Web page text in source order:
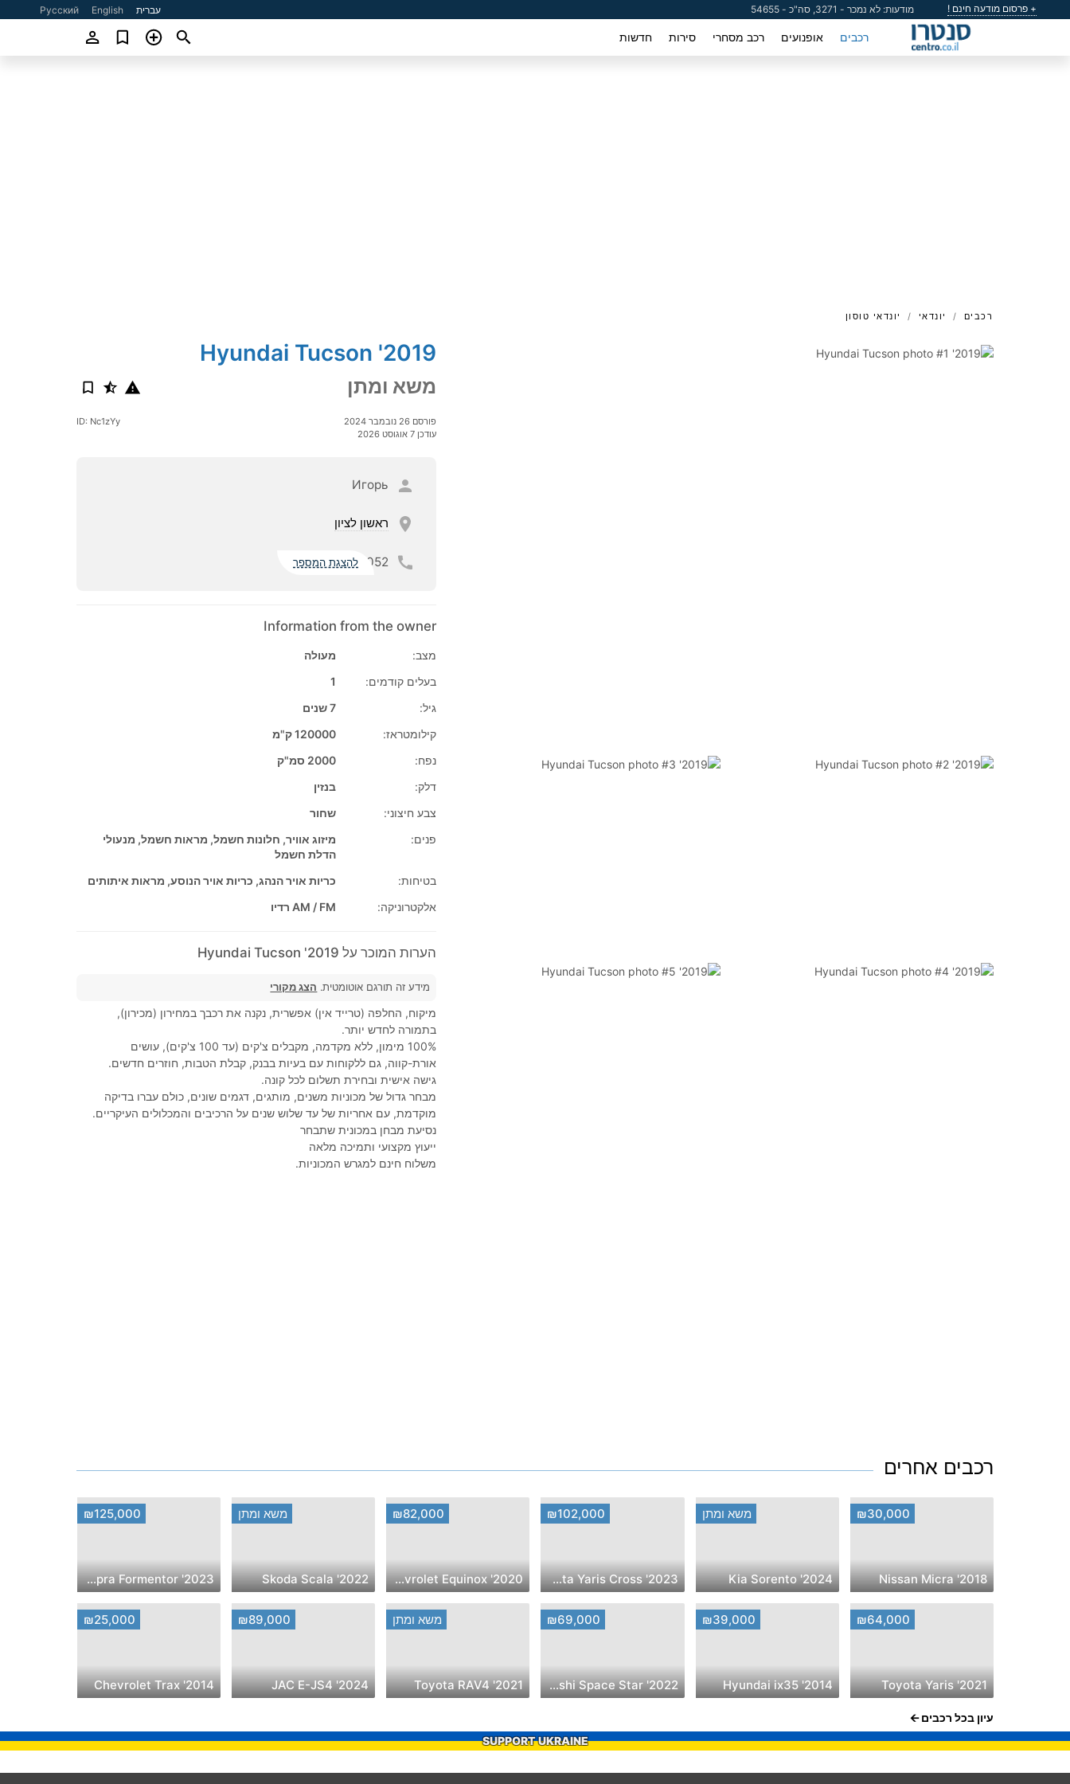
+ פרסום מודעה חינם ! מודעות: לא נמכר - 3271, סה"כ - 54655 עברית English
Русский
רכבים אופנועים רכב מסחרי סירות חדשות
רכבים יונדאי יונדאי טוסון
2019' Hyundai Tucson
משא ומתן
פורסם 26 נובמבר 2024
עודכן 7 אוגוסט 2026
ID: Nc1zYy
Игорь
ראשון לציון
052 להצגת המספר
Information from the owner
מצב:
מעולה
בעלים קודמים:
1
גיל:
7 שנים
קילומטראז:
120000 ק"מ
נפח:
2000 סמ"ק
דלק:
בנזין
צבע חיצוני:
שחור
פנים:
מיזוג אוויר, חלונות חשמל, מראות חשמל, מנעולי
הדלת חשמל
בטיחות:
כריות אויר הנהג, כריות אויר הנוסע, מראות איתותים
אלקטרוניקה:
AM / FM רדיו
הערות המוכר על 2019' Hyundai Tucson
מידע זה תורגם אוטומטית. הצג מקורי
מיקוח, החלפה (טרייד אין) אפשרית, נקנה את רכבך במחירון (מכירון),
בתמורה לחדש יותר.
100% מימון, ללא מקדמה, מקבלים צ'קים (עד 100 צ'קים), עושים
אורת-קווה, גם ללקוחות עם בעיות בבנק, קבלת הטבות, חוזרים חדשים.
גישה אישית ובחירת תשלום לכל קונה.
מבחר גדול של מכוניות משנים, מותגים, דגמים שונים, כולם עברו בדיקה
מוקדמת, עם אחריות של עד שלוש שנים על הרכיבים והמכלולים העיקריים.
נסיעת מבחן במכונית שתבחר
ייעוץ מקצועי ותמיכה מלאה
משלוח חינם למגרש המכוניות.
רכבים אחרים
₪30,000
2018' Nissan Micra
משא ומתן
2024' Kia Sorento
₪102,000
2023' Toyota Yaris Cross
₪82,000
2020' Chevrolet Equinox
משא ומתן
2022' Skoda Scala
₪125,000
2023' Cupra Formentor
₪64,000
2021' Toyota Yaris
₪39,000
2014' Hyundai ix35
₪69,000
2022' Mitsubishi Space Star
משא ומתן
2021' Toyota RAV4
₪89,000
2024' JAC E-JS4
₪25,000
2014' Chevrolet Trax
עיון בכל רכבים
SUPPORT UKRAINE